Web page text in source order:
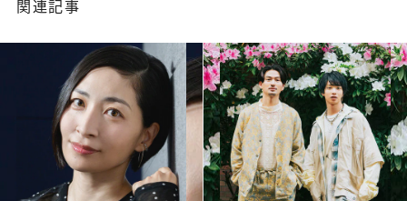
関連記事